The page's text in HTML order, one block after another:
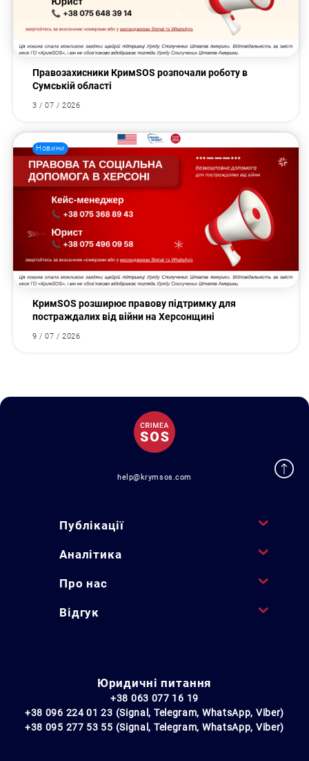
Правозахисники КримSOS розпочали роботу в
Сумській області
3 / 07 / 2026
Новини
КримSOS розширює правову підтримку для
постраждалих від війни на Херсонщині
9 / 07 / 2026
help@krymsos.com
Публікації
Аналітика
Про нас
Відгук
Юридичні питання
+38 063 077 16 19
+38 096 224 01 23 (Signal, Telegram, WhatsApp, Viber)
+38 095 277 53 55 (Signal, Telegram, WhatsApp, Viber)